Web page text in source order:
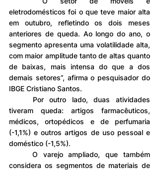
eletrodomésticos foi o que teve maior alta
em outubro, refletindo os dois meses
anteriores de queda. Ao longo do ano, o
segmento apresenta uma volatilidade alta,
com maior amplitude tanto de altas quanto
de baixas, mais intensa do que a dos
demais setores”, afirma o pesquisador do
IBGE Cristiano Santos.
tiveram queda: artigos farmacêuticos,
médicos, ortopédicos e de perfumaria
(-1,1%) e outros artigos de uso pessoal e
doméstico (-1,5%).
considera os segmentos de materiais de